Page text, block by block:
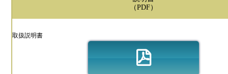
（PDF）
取扱説明書